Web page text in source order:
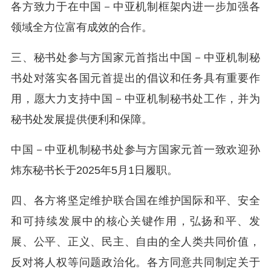
各方致力于在中国－中亚机制框架内进一步加强各
领域全方位富有成效的合作。
三、秘书处参与方国家元首指出中国－中亚机制秘
书处对落实各国元首提出的倡议和任务具有重要作
用，愿大力支持中国－中亚机制秘书处工作，并为
秘书处发展提供便利和保障。
中国－中亚机制秘书处参与方国家元首一致欢迎孙
炜东秘书长于2025年5月1日履职。
四、各方将坚定维护联合国在维护国际和平、安全
和可持续发展中的核心关键作用，弘扬和平、发
展、公平、正义、民主、自由的全人类共同价值，
反对将人权等问题政治化。各方同意共同制定关于